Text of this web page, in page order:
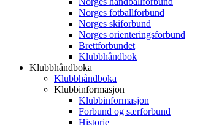
Norges fotballforbund
Norges skiforbund
Norges orienteringsforbund
Brettforbundet
Klubbhåndbok
Klubbhåndboka
Klubbhåndboka
Klubbinformasjon
Klubbinformasjon
Forbund og særforbund
Historie